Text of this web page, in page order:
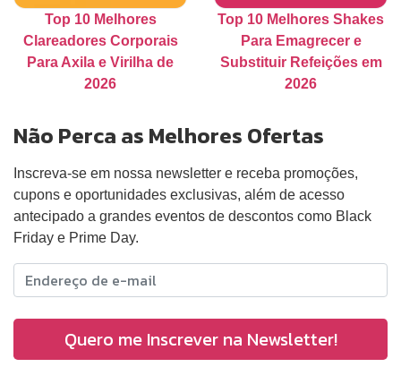
Top 10 Melhores
Clareadores Corporais
Para Axila e Virilha de
2026
Top 10 Melhores Shakes
Para Emagrecer e
Substituir Refeições em
2026
Não Perca as Melhores Ofertas
Inscreva-se em nossa newsletter e receba promoções,
cupons e oportunidades exclusivas, além de acesso
antecipado a grandes eventos de descontos como Black
Friday e Prime Day.